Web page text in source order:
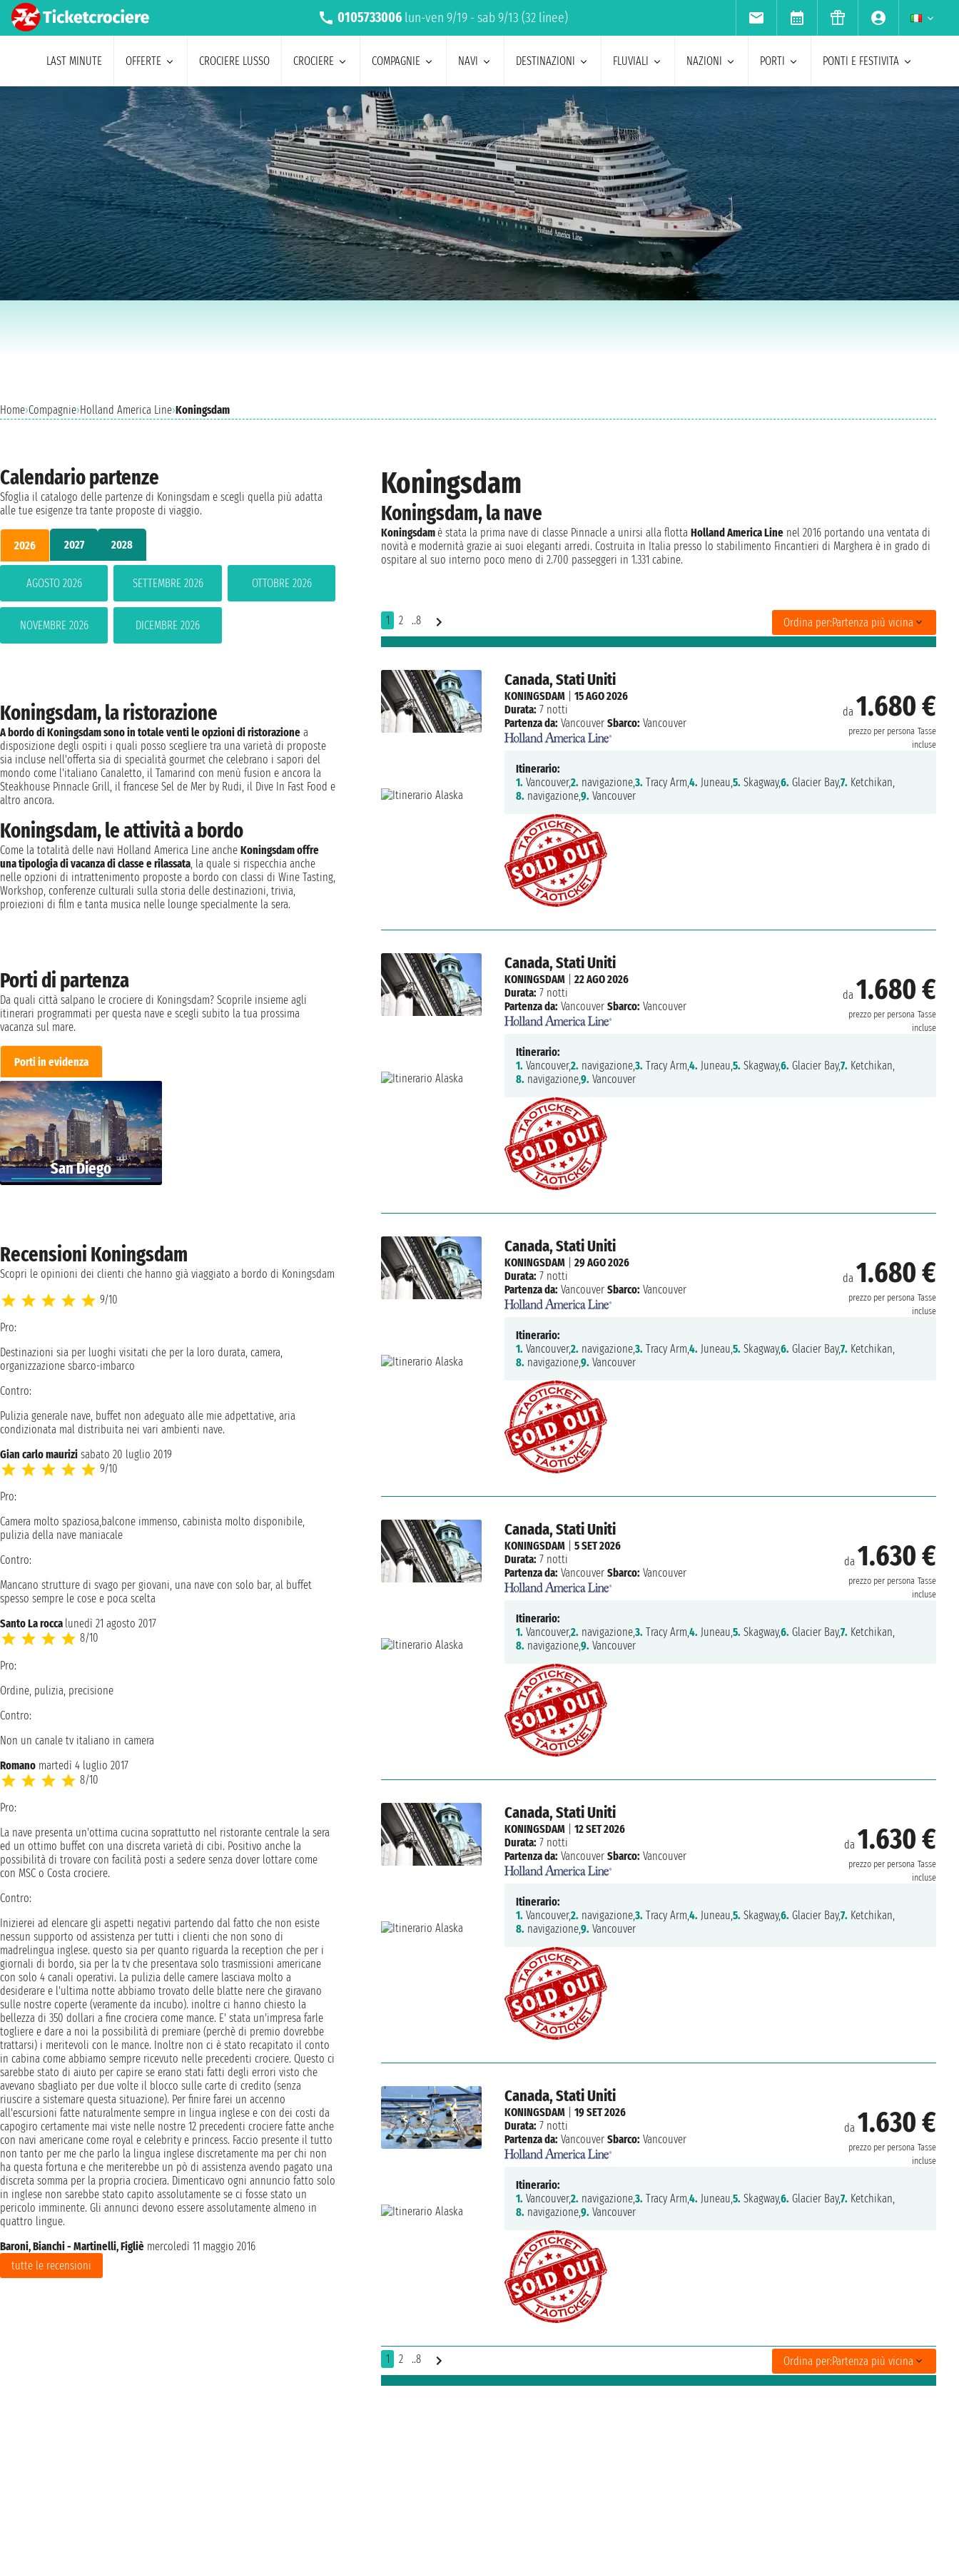
0105733006 lun-ven 9/19 - sab 9/13 (32 linee)
LAST MINUTE OFFERTE CROCIERE LUSSO CROCIERE COMPAGNIE NAVI DESTINAZIONI FLUVIALI NAZIONI PORTI PONTI E FESTIVITA
Home›Compagnie›Holland America Line›Koningsdam
Koningsdam
Koningsdam, la nave
Koningsdamè stata la prima nave di classe Pinnacle a unirsi alla flottaHolland America Line nel 2016 portando una ventata di
novità e modernità grazie ai suoi eleganti arredi. Costruita in Italia presso lo stabilimento Fincantieri di Marghera è in grado di
ospitare al suo interno poco meno di 2.700 passeggeri in 1.331 cabine.
1 2 ..8 Ordina per:Partenza più vicina
Canada, Stati Uniti
da 1.680 €
prezzo per persona Tasse
incluse
KONINGSDAM |15 AGO 2026
Durata: 7 notti
Partenza da: Vancouver Sbarco: Vancouver
Itinerario:
1. Vancouver,2. navigazione,3. Tracy Arm,4. Juneau,5. Skagway,6. Glacier Bay,7. Ketchikan,
8. navigazione,9. Vancouver
Canada, Stati Uniti
da 1.680 €
prezzo per persona Tasse
incluse
KONINGSDAM |22 AGO 2026
Durata: 7 notti
Partenza da: Vancouver Sbarco: Vancouver
Itinerario:
1. Vancouver,2. navigazione,3. Tracy Arm,4. Juneau,5. Skagway,6. Glacier Bay,7. Ketchikan,
8. navigazione,9. Vancouver
Canada, Stati Uniti
da 1.680 €
prezzo per persona Tasse
incluse
KONINGSDAM |29 AGO 2026
Durata: 7 notti
Partenza da: Vancouver Sbarco: Vancouver
Itinerario:
1. Vancouver,2. navigazione,3. Tracy Arm,4. Juneau,5. Skagway,6. Glacier Bay,7. Ketchikan,
8. navigazione,9. Vancouver
Canada, Stati Uniti
da 1.630 €
prezzo per persona Tasse
incluse
KONINGSDAM |5 SET 2026
Durata: 7 notti
Partenza da: Vancouver Sbarco: Vancouver
Itinerario:
1. Vancouver,2. navigazione,3. Tracy Arm,4. Juneau,5. Skagway,6. Glacier Bay,7. Ketchikan,
8. navigazione,9. Vancouver
Canada, Stati Uniti
da 1.630 €
prezzo per persona Tasse
incluse
KONINGSDAM |12 SET 2026
Durata: 7 notti
Partenza da: Vancouver Sbarco: Vancouver
Itinerario:
1. Vancouver,2. navigazione,3. Tracy Arm,4. Juneau,5. Skagway,6. Glacier Bay,7. Ketchikan,
8. navigazione,9. Vancouver
Canada, Stati Uniti
da 1.630 €
prezzo per persona Tasse
incluse
KONINGSDAM |19 SET 2026
Durata: 7 notti
Partenza da: Vancouver Sbarco: Vancouver
Itinerario:
1. Vancouver,2. navigazione,3. Tracy Arm,4. Juneau,5. Skagway,6. Glacier Bay,7. Ketchikan,
8. navigazione,9. Vancouver
1 2 ..8 Ordina per:Partenza più vicina
Calendario partenze
Sfoglia il catalogo delle partenze di Koningsdam e scegli quella più adatta
alle tue esigenze tra tante proposte di viaggio.
2026 2027 2028
AGOSTO 2026 SETTEMBRE 2026 OTTOBRE 2026
NOVEMBRE 2026 DICEMBRE 2026
Porti di partenza
Da quali città salpano le crociere di Koningsdam? Scoprile insieme agli
itinerari programmati per questa nave e scegli subito la tua prossima
vacanza sul mare.
Porti in evidenza
San Diego
Koningsdam, la ristorazione
A bordo di Koningsdam sono in totale venti le opzioni di ristorazione a
disposizione degli ospiti i quali posso scegliere tra una varietà di proposte
sia incluse nell'offerta sia di specialità gourmet che celebrano i sapori del
mondo come l'italiano Canaletto, il Tamarind con menù fusion e ancora la
Steakhouse Pinnacle Grill, il francese Sel de Mer by Rudi, il Dive In Fast Food e
altro ancora.
Koningsdam, le attività a bordo
Come la totalità delle navi Holland America Line anche Koningsdam offre
una tipologia di vacanza di classe e rilassata , la quale si rispecchia anche
nelle opzioni di intrattenimento proposte a bordo con classi di Wine Tasting,
Workshop, conferenze culturali sulla storia delle destinazioni, trivia,
proiezioni di film e tanta musica nelle lounge specialmente la sera.
Recensioni Koningsdam
Scopri le opinioni dei clienti che hanno già viaggiato a bordo di Koningsdam
9/10
Pro:
Destinazioni sia per luoghi visitati che per la loro durata, camera,
organizzazione sbarco-imbarco
Contro:
Pulizia generale nave, buffet non adeguato alle mie adpettative, aria
condizionata mal distribuita nei vari ambienti nave.
Gian carlo maurizi sabato 20 luglio 2019
9/10
Pro:
Camera molto spaziosa,balcone immenso, cabinista molto disponibile,
pulizia della nave maniacale
Contro:
Mancano strutture di svago per giovani, una nave con solo bar, al buffet
spesso sempre le cose e poca scelta
Santo La rocca lunedì 21 agosto 2017
8/10
Pro:
Ordine, pulizia, precisione
Contro:
Non un canale tv italiano in camera
Romano martedì 4 luglio 2017
8/10
Pro:
La nave presenta un'ottima cucina soprattutto nel ristorante centrale la sera
ed un ottimo buffet con una discreta varietà di cibi. Positivo anche la
possibilità di trovare con facilità posti a sedere senza dover lottare come
con MSC o Costa crociere.
Contro:
Inizierei ad elencare gli aspetti negativi partendo dal fatto che non esiste
nessun supporto od assistenza per tutti i clienti che non sono di
madrelingua inglese. questo sia per quanto riguarda la reception che per i
giornali di bordo, sia per la tv che presentava solo trasmissioni americane
con solo 4 canali operativi. La pulizia delle camere lasciava molto a
desiderare e l'ultima notte abbiamo trovato delle blatte nere che giravano
sulle nostre coperte (veramente da incubo). inoltre ci hanno chiesto la
bellezza di 350 dollari a fine crociera come mance. E' stata un'impresa farle
togliere e dare a noi la possibilità di premiare (perchè di premio dovrebbe
trattarsi) i meritevoli con le mance. Inoltre non ci è stato recapitato il conto
in cabina come abbiamo sempre ricevuto nelle precedenti crociere. Questo ci
sarebbe stato di aiuto per capire se erano stati fatti degli errori visto che
avevano sbagliato per due volte il blocco sulle carte di credito (senza
riuscire a sistemare questa situazione). Per finire farei un accenno
all'escursioni fatte naturalmente sempre in lingua inglese e con dei costi da
capogiro certamente mai viste nelle nostre 12 precedenti crociere fatte anche
con navi americane come royal e celebrity e princess. Faccio presente il tutto
non tanto per me che parlo la lingua inglese discretamente ma per chi non
ha questa fortuna e che meriterebbe un pò di assistenza avendo pagato una
discreta somma per la propria crociera. Dimenticavo ogni annuncio fatto solo
in inglese non sarebbe stato capito assolutamente se ci fosse stato un
pericolo imminente. Gli annunci devono essere assolutamente almeno in
quattro lingue.
Baroni, Bianchi - Martinelli, Figliè mercoledì 11 maggio 2016
tutte le recensioni